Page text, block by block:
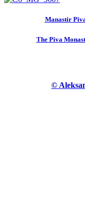
Manastir
The Piva
©